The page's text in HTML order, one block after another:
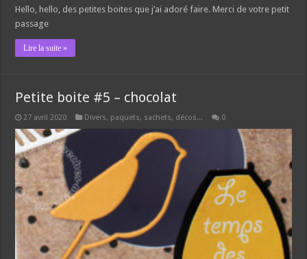
Hello, hello, des petites boites que j’ai adoré faire. Merci de votre petit
passage
Lire la suite »
Petite boite #5 – chocolat
27 avril 2020 Divers, paquets, sachets, décos... 0